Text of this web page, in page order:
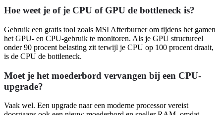
Hoe weet je of je CPU of GPU de bottleneck is?
Gebruik een gratis tool zoals MSI Afterburner om tijdens het gamen
het GPU- en CPU-gebruik te monitoren. Als je GPU structureel
onder 90 procent belasting zit terwijl je CPU op 100 procent draait,
is de CPU de bottleneck.
Moet je het moederbord vervangen bij een CPU-
upgrade?
Vaak wel. Een upgrade naar een moderne processor vereist